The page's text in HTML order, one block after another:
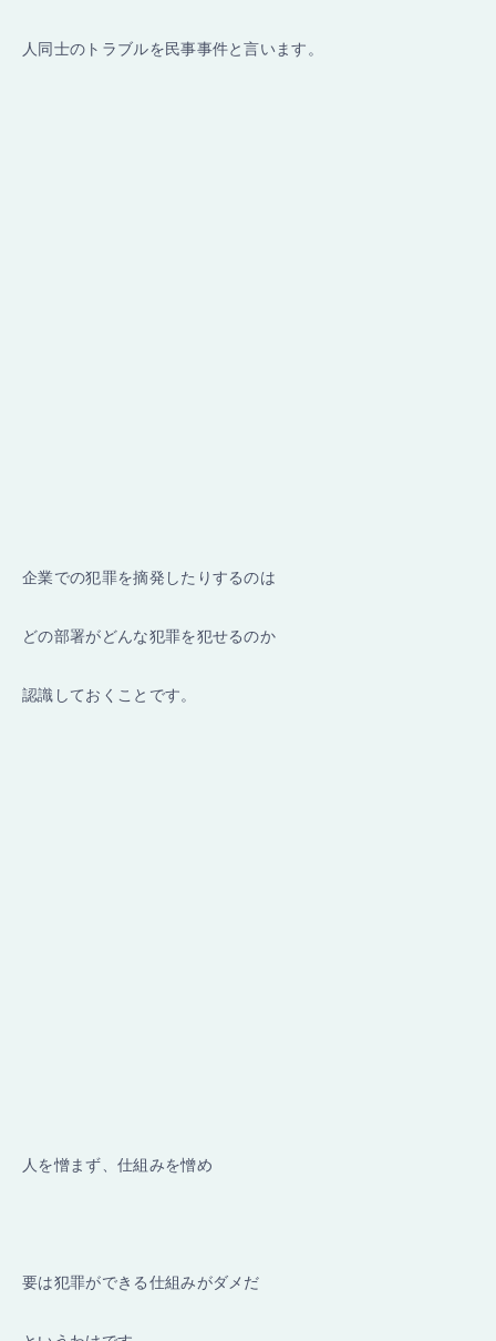
人同士のトラブルを民事事件と言います。
企業での犯罪を摘発したりするのは
どの部署がどんな犯罪を犯せるのか
認識しておくことです。
人を憎まず、仕組みを憎め
要は犯罪ができる仕組みがダメだ